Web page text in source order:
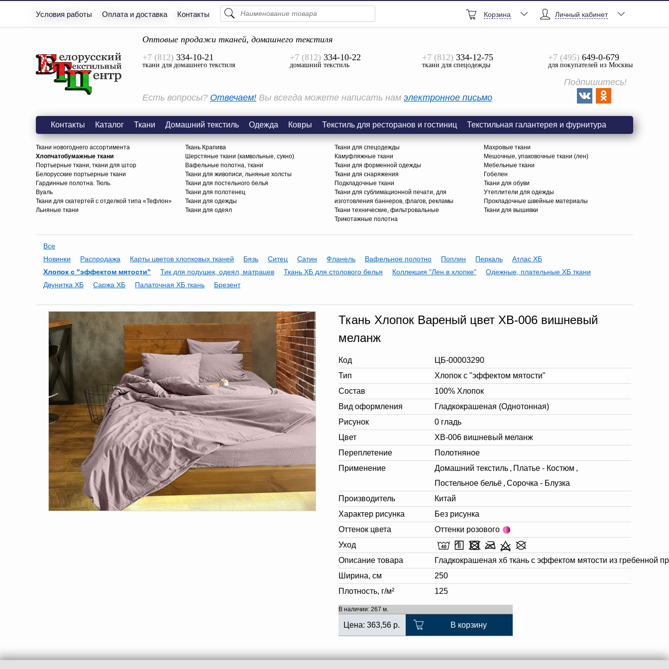
Условия работы Оплата и доставка Контакты
Просмотреть Все
Личный кабинет
Корзина
Оптовые продажи тканей, домашнего текстиля
+7 (812) 334-10-21
ткани для домашнего текстиля
+7 (812) 334-10-22
домашний текстиль
+7 (812) 334-12-75
ткани для спецодежды
+7 (495) 649-0-679
для покупателей из Москвы
Есть вопросы? Отвечаем! Вы всегда можете написать нам электронное письмо
Подпишитесь!
Контакты Каталог Ткани Домашний текстиль Одежда Ковры Текстиль для ресторанов и гостиниц Текстильная галантерея и фурнитура
Ткани новогоднего ассортимента
Хлопчатобумажные ткани
Портьерные ткани, ткани для штор
Белорусские портьерные ткани
Гардинные полотна. Тюль.
Вуаль
Ткани для скатертей с отделкой типа «Тефлон»
Льняные ткани
Ткань Крапива
Шерстяные ткани (камвольные, сукно)
Вафельные полотна, ткани
Ткани для живописи, льняные холсты
Ткани для постельного белья
Ткани для полотенец
Ткани для одежды
Ткани для одеял
Ткани для спецодежды
Камуфляжные ткани
Ткани для форменной одежды
Ткани для снаряжения
Подкладочные ткани
Ткани для сублимационной печати, для
изготовления баннеров, флагов, рекламы
Ткани технические, фильтровальные
Трикотажные полотна
Махровые ткани
Мешочные, упаковочные ткани (лен)
Мебельные ткани
Гобелен
Ткани для обуви
Утеплители для одежды
Прокладочные швейные материалы
Ткани для вышивки
Все
Новинки
Распродажа Карты цветов хлопковых тканей Бязь Ситец Сатин Фланель Вафельное полотно Поплин Перкаль
Атлас ХБ
Хлопок с "эффектом мятости"
Тик для подушек, одеял, матрацев Ткань ХБ для столового белья Коллекция "Лен в хлопке"
Одежные, плательные ХБ ткани
Двунитка ХБ
Саржа ХБ Палаточная ХБ ткань Брезент
Ткань Хлопок Вареный цвет XB-006 вишневый
меланж
Код
ЦБ-00003290
Тип
Хлопок с "эффектом мятости"
Состав
100% Хлопок
Вид оформления
Гладкокрашеная (Однотонная)
Рисунок
0 гладь
Цвет
XB-006 вишневый меланж
Переплетение
Полотняное
Применение
Домашний текстиль , Платье - Костюм ,
Постельное бельё , Сорочка - Блузка
Производитель
Китай
Характер рисунка
Без рисунка
Оттенок цвета
Оттенки розового
Уход
Описание товара
Гладкокрашеная хб ткань с эффектом мятости из гребенной
Ширина, см
250
Плотность, г/м²
125
В наличии: 267 м.
Цена: 363,56 р. В корзину